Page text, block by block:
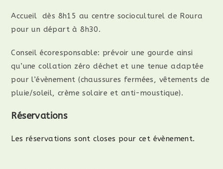
Accueil dès 8h15 au centre socioculturel de Roura
pour un départ à 8h30.
Conseil écoresponsable: prévoir une gourde ainsi
qu’une collation zéro déchet et une tenue adaptée
pour l’évènement (chaussures fermées, vêtements de
pluie/soleil, crème solaire et anti-moustique).
Réservations
Les réservations sont closes pour cet évènement.